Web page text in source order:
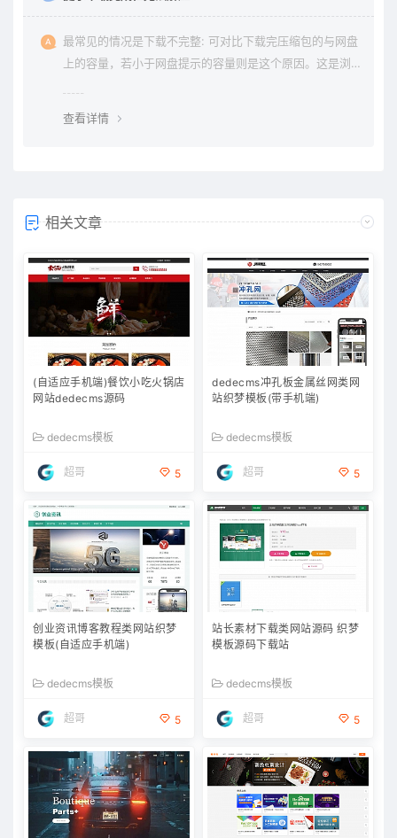
最常见的情况是下载不完整: 可对比下载完压缩包的与网盘
上的容量，若小于网盘提示的容量则是这个原因。这是浏
查看详情
相关文章
(自适应手机端)餐饮小吃火锅店
网站dedecms源码
dedecms模板
超哥 5
dedecms冲孔板金属丝网类网
站织梦模板(带手机端)
dedecms模板
超哥 5
创业资讯博客教程类网站织梦
模板(自适应手机端)
dedecms模板
超哥 5
站长素材下载类网站源码 织梦
模板源码下载站
dedecms模板
超哥 5